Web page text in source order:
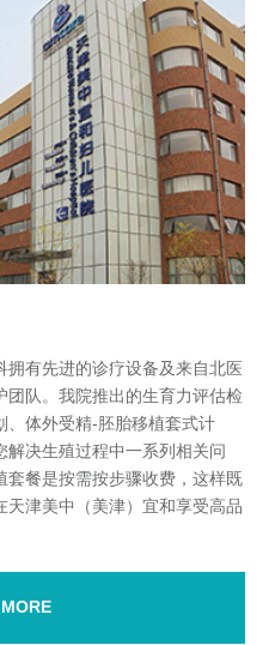
有先进的诊疗设备及来自北医
队。我院推出的生育力评估检
、体外受精-胚胎移植套式计
决生殖过程中一系列相关问
餐是按需按步骤收费，这样既
津美中（美津）宜和享受高品